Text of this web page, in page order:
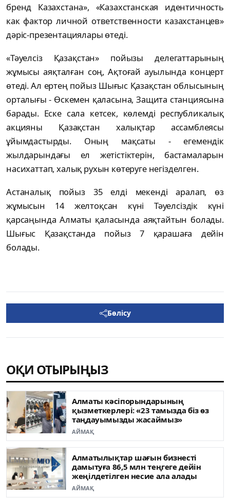
бренд Казахстана», «Казахстанская идентичность
как фактор личной ответственности казахстанцев»
дәріс-презентациялары өтеді.
«Тәуелсiз Қазақстан» пойызы делегаттарының
жұмысы аяқталған соң, Ақтоғай ауылында концерт
өтеді. Ал ертең пойыз Шығыс Қазақстан облысының
орталығы - Өскемен қаласына, Защита станциясына
барады. Еске сала кетсек, көлемді республикалық
акцияны Қазақстан халықтар ассамблеясы
ұйымдастырды. Оның мақсаты - егемендік
жылдарындағы ел жетістіктерін, бастамаларын
насихаттап, xалық рухын көтеруге негізделген.
Астаналық пойыз 35 елді мекенді аралап, өз
жұмысын 14 желтоқсан күні Тәуелсіздік күні
қарсаңында Алматы қаласында аяқтайтын болады.
Шығыс Қазақстанда пойыз 7 қарашаға дейін
болады.
Бөлісу
ОҚИ ОТЫРЫҢЫЗ
Алматы кәсіпорындарының
қызметкерлері: «23 тамызда біз өз
таңдауымызды жасаймыз»
АЙМАҚ
Алматылықтар шағын бизнесті
дамытуға 86,5 млн теңгеге дейін
жеңілдетілген несие ала алады
АЙМАҚ